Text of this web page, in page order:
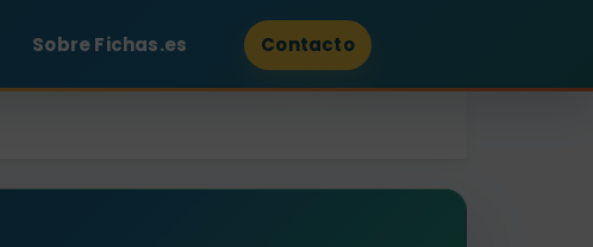
Sobre Fichas.es Contacto